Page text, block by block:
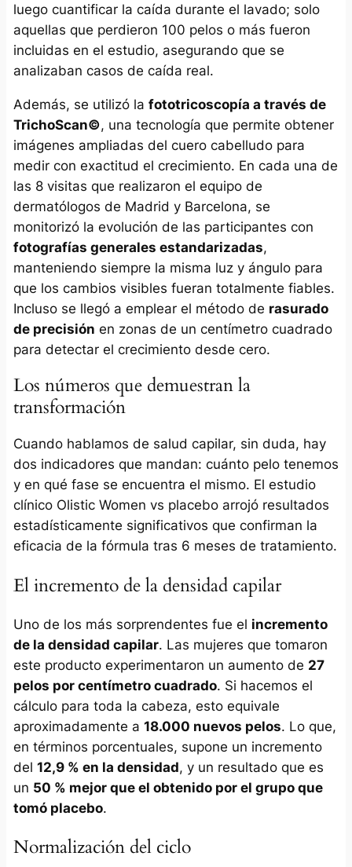
luego cuantificar la caída durante el lavado; solo
aquellas que perdieron 100 pelos o más fueron
incluidas en el estudio, asegurando que se
analizaban casos de caída real.
Además, se utilizó la fototricoscopía a través de
TrichoScan©, una tecnología que permite obtener
imágenes ampliadas del cuero cabelludo para
medir con exactitud el crecimiento. En cada una de
las 8 visitas que realizaron el equipo de
dermatólogos de Madrid y Barcelona, se
monitorizó la evolución de las participantes con
fotografías generales estandarizadas,
manteniendo siempre la misma luz y ángulo para
que los cambios visibles fueran totalmente fiables.
Incluso se llegó a emplear el método de rasurado
de precisión en zonas de un centímetro cuadrado
para detectar el crecimiento desde cero.
Los números que demuestran la
transformación
Cuando hablamos de salud capilar, sin duda, hay
dos indicadores que mandan: cuánto pelo tenemos
y en qué fase se encuentra el mismo. El estudio
clínico Olistic Women vs placebo arrojó resultados
estadísticamente significativos que confirman la
eficacia de la fórmula tras 6 meses de tratamiento.
El incremento de la densidad capilar
Uno de los más sorprendentes fue el incremento
de la densidad capilar. Las mujeres que tomaron
este producto experimentaron un aumento de 27
pelos por centímetro cuadrado. Si hacemos el
cálculo para toda la cabeza, esto equivale
aproximadamente a 18.000 nuevos pelos. Lo que,
en términos porcentuales, supone un incremento
del 12,9 % en la densidad, y un resultado que es
un 50 % mejor que el obtenido por el grupo que
tomó placebo.
Normalización del ciclo